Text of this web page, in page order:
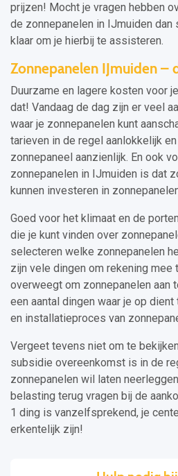
prijzen! Mocht je vragen hebben
de zonnepanelen in IJmuiden dan
klaar om je hierbij te assisteren.
Zonnepanelen IJmuiden –
Duurzame en lagere kosten voor
dat! Vandaag de dag zijn er veel
waar je zonnepanelen kunt
tarieven in de regel aanlokkelijk
zonnepaneel aanzienlijk. En ook
zonnepanelen in IJmuiden is dat
kunnen investeren in
Goed voor het klimaat en de
die je kunt vinden over
selecteren welke zonnepanelen
zijn vele dingen om rekening mee
overweegt om zonnepanelen aan
een aantal dingen waar je op
en installatieproces van
Vergeet tevens niet om te
subsidie overeenkomst is in de
zonnepanelen wil laten
belasting terug vragen bij de
1 ding is vanzelfsprekend, je
erkentelijk zijn!